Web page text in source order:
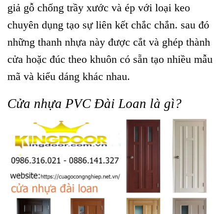
giả gỗ chống trầy xước và ép với loại keo
chuyên dụng tạo sự liên kết chắc chắn. sau đó
những thanh nhựa này được cắt và ghép thành
cửa hoặc đúc theo khuôn có sẵn tạo nhiều mẫu
mã và kiểu dáng khác nhau.
Cửa nhựa PVC Đài Loan là gì?